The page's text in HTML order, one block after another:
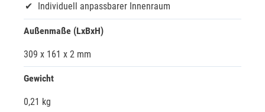
Individuell anpassbarer Innenraum
Außenmaße (LxBxH)
309 x 161 x 2 mm
Gewicht
0,21 kg